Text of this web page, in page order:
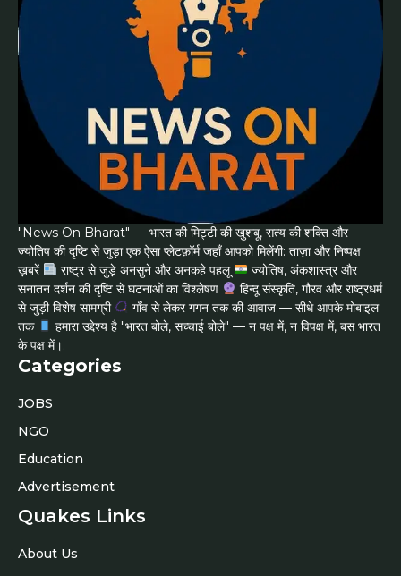
"News On Bharat" — भारत की मिट्टी की खुशबू, सत्य की शक्ति और
ज्योतिष की दृष्टि से जुड़ा एक ऐसा प्लेटफ़ॉर्म जहाँ आपको मिलेंगी: ताज़ा और निष्पक्ष
ख़बरें
राष्ट्र से जुड़े अनसुने और अनकहे पहलू
ज्योतिष, अंकशास्त्र और
सनातन दर्शन की दृष्टि से घटनाओं का विश्लेषण
हिन्दू संस्कृति, गौरव और राष्ट्रधर्म
से जुड़ी विशेष सामग्री
गाँव से लेकर गगन तक की आवाज — सीधे आपके मोबाइल
तक
हमारा उद्देश्य है "भारत बोले, सच्चाई बोले" — न पक्ष में, न विपक्ष में, बस भारत
के पक्ष में।.
Categories
JOBS
NGO
Education
Advertisement
Quakes Links
About Us